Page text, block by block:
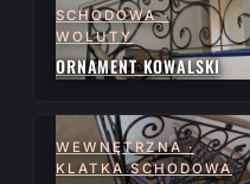
SCHODOWA ·
WOLUTY
ORNAMENT KOWALSKI
WEWNĘTRZNA ·
KLATKA SCHODOWA